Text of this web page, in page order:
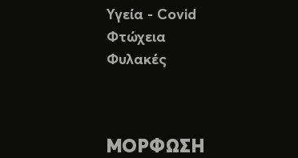
Υγεία - Covid
Φτώχεια
Φυλακές
ΜΟΡΦΩΣΗ